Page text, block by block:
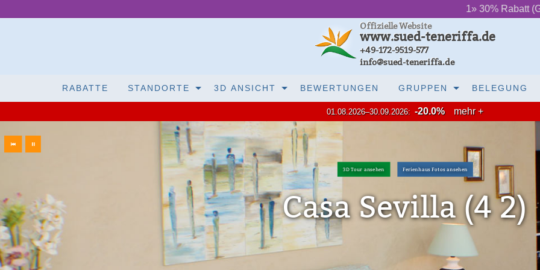
1» 30% Rabatt (Grundpreis) bis
Offizielle Website
www.sued-teneriffa.de
+49-172-9519-577
info@sued-teneriffa.de
RABATTE STANDORTE 3D ANSICHT BEWERTUNGEN GRUPPEN BELEGUNG
01.08.2026–30.09.2026: -20.0% mehr +
3D Tour ansehen Ferienhaus Fotos ansehen
Casa Sevilla (4 2)